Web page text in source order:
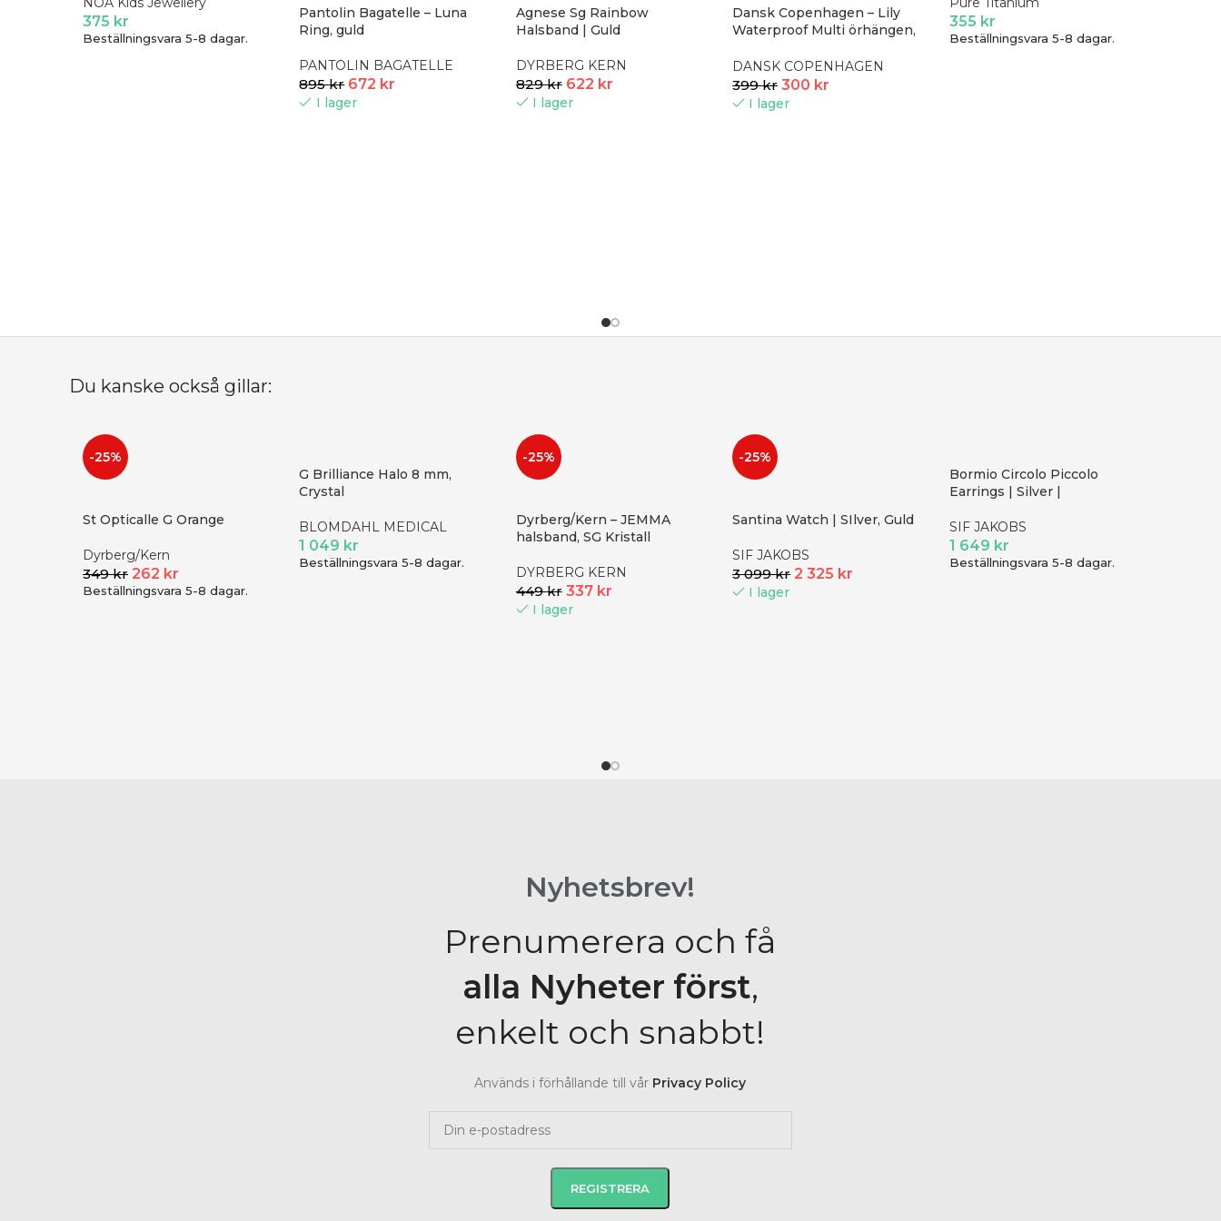
375 kr
Beställningsvara 5-8 dagar.
Pantolin Bagatelle – Luna
Ring, guld
PANTOLIN BAGATELLE
895kr 672 kr
I lager
Agnese Sg Rainbow
Halsband | Guld
DYRBERG KERN
829kr 622 kr
I lager
Dansk Copenhagen – Lily
Waterproof Multi örhängen,
DANSK COPENHAGEN
399kr 300 kr
I lager
355 kr
Beställningsvara 5-8 dagar.
Du kanske också gillar:
-25%
St Opticalle G Orange
Dyrberg/Kern
349kr 262 kr
Beställningsvara 5-8 dagar.
G Brilliance Halo 8 mm,
Crystal
BLOMDAHL MEDICAL
1 049 kr
Beställningsvara 5-8 dagar.
-25%
Dyrberg/Kern – JEMMA
halsband, SG Kristall
DYRBERG KERN
449kr 337 kr
I lager
-25%
Santina Watch | SIlver, Guld
SIF JAKOBS
3 099kr 2 325 kr
I lager
Bormio Circolo Piccolo
Earrings | Silver |
SIF JAKOBS
1 649 kr
Beställningsvara 5-8 dagar.
Nyhetsbrev!
Prenumerera och få
alla Nyheter först,
enkelt och snabbt!
Används i förhållande till vår Privacy Policy